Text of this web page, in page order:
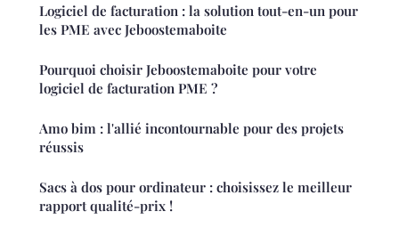
Logiciel de facturation : la solution tout-en-un pour
les PME avec Jeboostemaboite
Pourquoi choisir Jeboostemaboite pour votre
logiciel de facturation PME ?
Amo bim : l'allié incontournable pour des projets
réussis
Sacs à dos pour ordinateur : choisissez le meilleur
rapport qualité-prix !